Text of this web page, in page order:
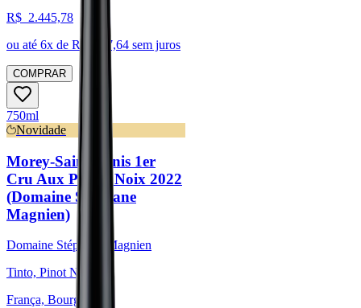
R$ 2.445,78
ou até 6x de R$ 407,64 sem juros
COMPRAR
750ml
Novidade
Morey-Saint-Denis 1er
Cru Aux Petites Noix 2022
(Domaine Stéphane
Magnien)
Domaine Stéphane Magnien
Tinto, Pinot Noir
França, Bourgogne